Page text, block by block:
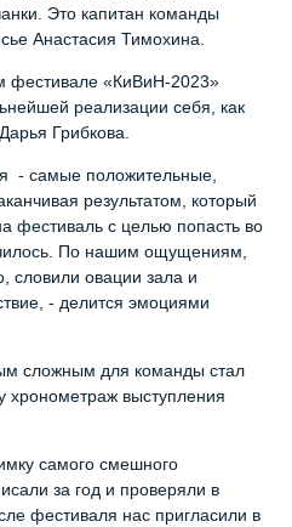
Это капитан команды
Анастасия Тимохина.
фестивале «КиВиН-2023»
реализации себя, как
Грибкова.
- самые положительные,
результатом, который
фестиваль с целью попасть во
По нашим ощущениям,
словили овации зала и
- делится эмоциями
сложным для команды стал
хронометраж выступления
самого смешного
за год и проверяли в
фестиваля нас пригласили в